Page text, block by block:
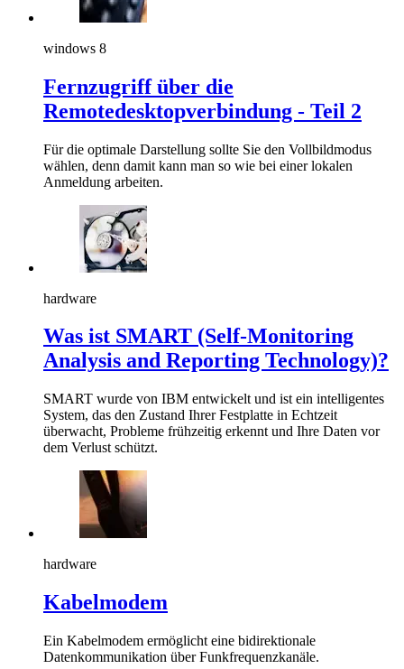
windows 8
Fernzugriff über die
Remotedesktopverbindung - Teil 2
Für die optimale Darstellung sollte Sie den Vollbildmodus
wählen, denn damit kann man so wie bei einer lokalen
Anmeldung arbeiten.
hardware
Was ist SMART (Self-Monitoring
Analysis and Reporting Technology)?
SMART wurde von IBM entwickelt und ist ein intelligentes
System, das den Zustand Ihrer Festplatte in Echtzeit
überwacht, Probleme frühzeitig erkennt und Ihre Daten vor
dem Verlust schützt.
hardware
Kabelmodem
Ein Kabelmodem ermöglicht eine bidirektionale
Datenkommunikation über Funkfrequenzkanäle.